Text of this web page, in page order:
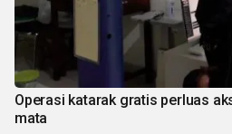
Operasi katarak gratis perluas
mata